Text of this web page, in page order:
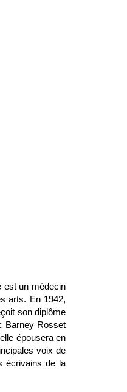
est un médecin
arts. En 1942,
son diplôme
Barney Rosset
épousera en
voix de
écrivains de la